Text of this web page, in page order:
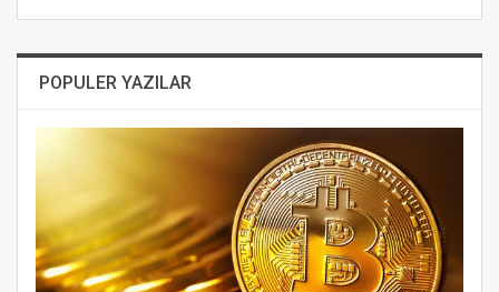
POPULER YAZILAR